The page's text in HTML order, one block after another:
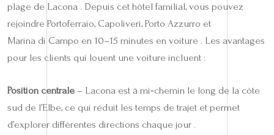
plage de Lacona . Depuis cet hôtel familial, vous pouvez
rejoindre Portoferraio, Capoliveri, Porto Azzurro et
Marina di Campo en 10–15 minutes en voiture . Les avantages
pour les clients qui louent une voiture incluent :
Position centrale – Lacona est à mi‑chemin le long de la côte
sud de l’Elbe, ce qui réduit les temps de trajet et permet
d’explorer différentes directions chaque jour .